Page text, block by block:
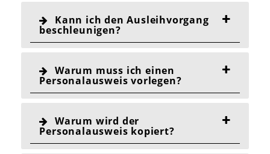
Kann ich den Ausleihvorgang
beschleunigen?
Warum muss ich einen
Personalausweis vorlegen?
Warum wird der
Personalausweis kopiert?